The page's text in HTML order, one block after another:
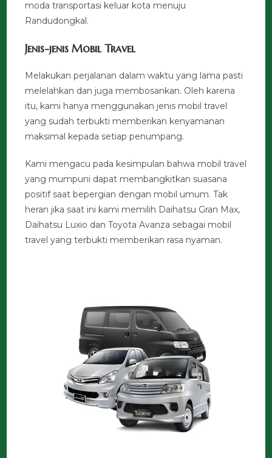
moda transportasi keluar kota menuju
Randudongkal.
Jenis-jenis Mobil Travel
Melakukan perjalanan dalam waktu yang lama pasti
melelahkan dan juga membosankan. Oleh karena
itu, kami hanya menggunakan jenis mobil travel
yang sudah terbukti memberikan kenyamanan
maksimal kepada setiap penumpang.
Kami mengacu pada kesimpulan bahwa mobil travel
yang mumpuni dapat membangkitkan suasana
positif saat bepergian dengan mobil umum. Tak
heran jika saat ini kami memilih Daihatsu Gran Max,
Daihatsu Luxio dan Toyota Avanza sebagai mobil
travel yang terbukti memberikan rasa nyaman.